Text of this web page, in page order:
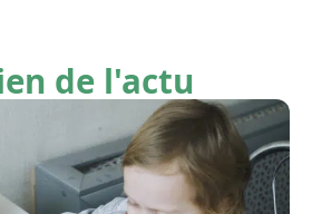
de l'actu